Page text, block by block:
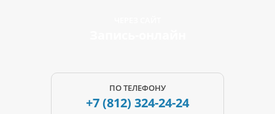
ПО ТЕЛЕФОНУ
+7 (812) 324-24-24